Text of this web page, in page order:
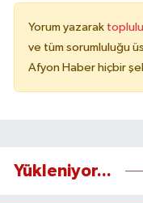
Yorum yazarak
ve tüm sorumluluğu
Afyon Haber hiçbir
Yükleniyor...